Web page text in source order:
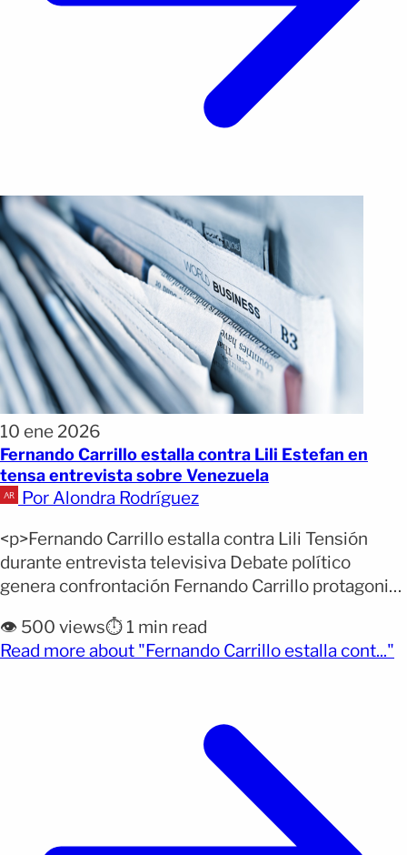
10 ene 2026
Fernando Carrillo estalla contra Lili Estefan en
tensa entrevista sobre Venezuela
Por Alondra Rodríguez
<p>Fernando Carrillo estalla contra Lili Tensión
durante entrevista televisiva Debate político
genera confrontación Fernando Carrillo protagonizó
entrevista en El Gordo y La Flaca, donde expresó
sentirse traicionado por la presentadora tras dejar
👁️ 500 views⏱️ 1 min read
Read more about "Fernando Carrillo estalla cont..."